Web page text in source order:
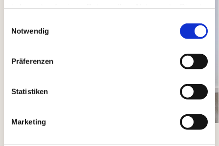
Notwendig
Präferenzen
Statistiken
Marketing